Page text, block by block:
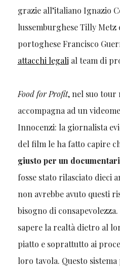
grazie all’italiano Ignazio
lussemburghese Tilly Metz
portoghese Francisco
attacchi legali al team di
Food for Profit, nel suo tour
accompagna ad un
Innocenzi: la giornalista
del film le ha fatto capire
giusto per un
fosse stato rilasciato dieci
non avrebbe avuto questi
bisogno di
sapere la realtà dietro al
piatto e soprattutto ai
loro tavola. Questo